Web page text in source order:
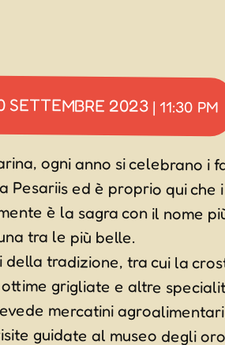
SETTEMBRE 2023 | 11:30 PM
ogni anno si celebrano i
Pesariis ed è proprio qui
è la sagra con il nome
tra le più belle.
della tradizione, tra cui la
ottime grigliate e altre
mercatini
guidate al museo degli